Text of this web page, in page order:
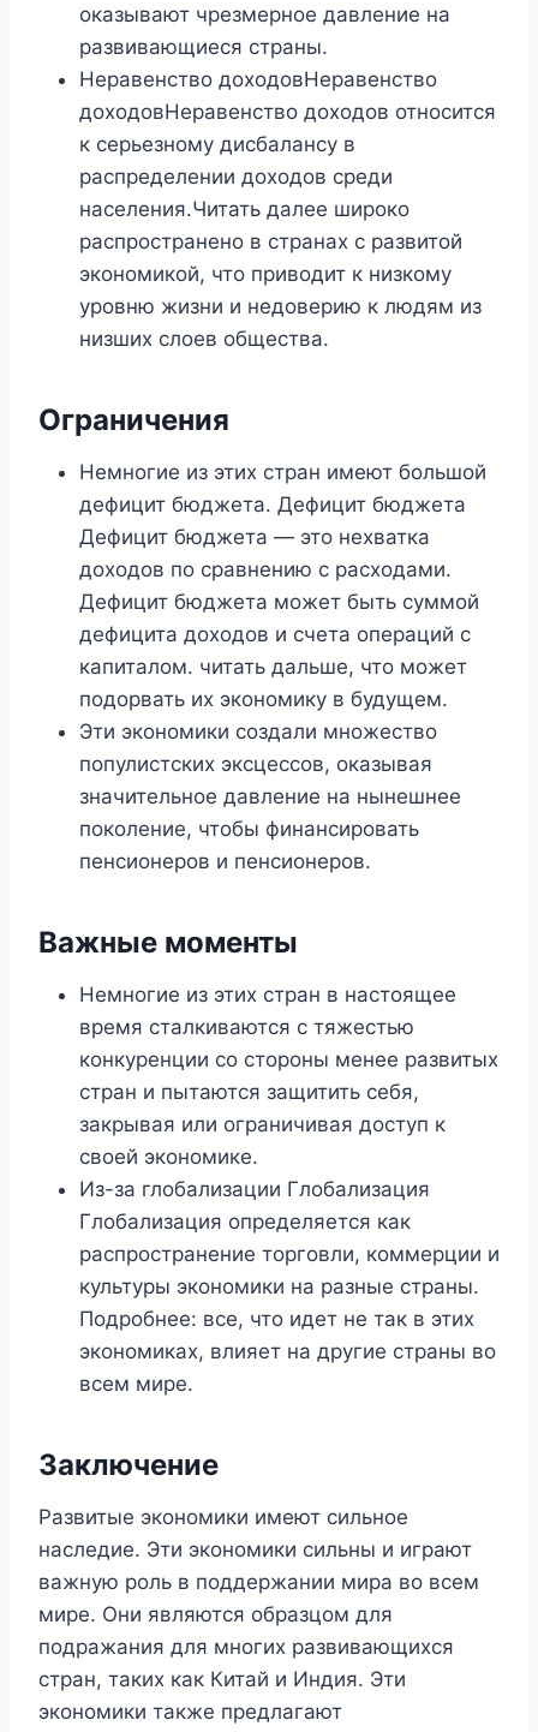
оказывают чрезмерное давление на
развивающиеся страны.
Неравенство доходовНеравенство
доходовНеравенство доходов относится
к серьезному дисбалансу в
распределении доходов среди
населения.Читать далее широко
распространено в странах с развитой
экономикой, что приводит к низкому
уровню жизни и недоверию к людям из
низших слоев общества.
Ограничения
Немногие из этих стран имеют большой
дефицит бюджета. Дефицит бюджета
Дефицит бюджета — это нехватка
доходов по сравнению с расходами.
Дефицит бюджета может быть суммой
дефицита доходов и счета операций с
капиталом. читать дальше, что может
подорвать их экономику в будущем.
Эти экономики создали множество
популистских эксцессов, оказывая
значительное давление на нынешнее
поколение, чтобы финансировать
пенсионеров и пенсионеров.
Важные моменты
Немногие из этих стран в настоящее
время сталкиваются с тяжестью
конкуренции со стороны менее развитых
стран и пытаются защитить себя,
закрывая или ограничивая доступ к
своей экономике.
Из-за глобализации Глобализация
Глобализация определяется как
распространение торговли, коммерции и
культуры экономики на разные страны.
Подробнее: все, что идет не так в этих
экономиках, влияет на другие страны во
всем мире.
Заключение
Развитые экономики имеют сильное
наследие. Эти экономики сильны и играют
важную роль в поддержании мира во всем
мире. Они являются образцом для
подражания для многих развивающихся
стран, таких как Китай и Индия. Эти
экономики также предлагают